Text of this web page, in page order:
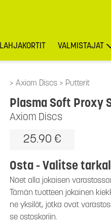
LAHJAKORTIT VALMISTAJAT
Axiom Discs Putterit
Axiom Discs
Plasma Soft Proxy
25.90 €
Osta - Valitse
Näet alla jokaisen
Tämän tuotteen jokainen
ne yksilöt, jotka ovat
se ostoskoriin.